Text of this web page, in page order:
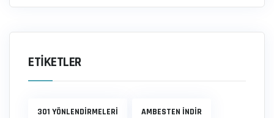
ETIKETLER
301 YÖNLENDIRMELERI AMBESTEN INDIR